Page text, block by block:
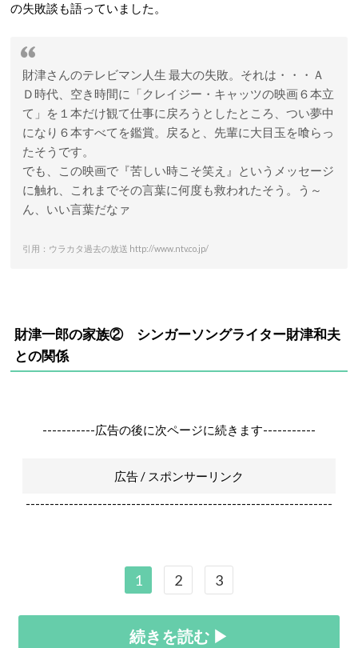
の失敗談も語っていました。
財津さんのテレビマン人生 最大の失敗。それは・・・Ａ
Ｄ時代、空き時間に「クレイジー・キャッツの映画６本立
て」を１本だけ観て仕事に戻ろうとしたところ、つい夢中
になり６本すべてを鑑賞。戻ると、先輩に大目玉を喰らっ
たそうです。
でも、この映画で『苦しい時こそ笑え』というメッセージ
に触れ、これまでその言葉に何度も救われたそう。う～
ん、いい言葉だなァ
引用：ウラカタ過去の放送 http://www.ntv.co.jp/
財津一郎の家族② シンガーソングライター財津和夫
との関係
-----------広告の後に次ページに続きます-----------
広告 / スポンサーリンク
----------------------------------------------------------------
1 2 3
続きを読む ▶